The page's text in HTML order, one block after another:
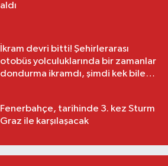
aldı
İkram devri bitti! Şehirlerarası
otobüs yolculuklarında bir zamanlar
dondurma ikramdı, şimdi kek bile
Fenerbahçe, tarihinde 3. kez Sturm
Graz ile karşılaşacak